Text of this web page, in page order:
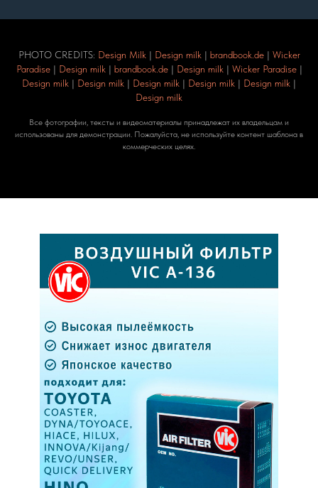
PHOTO CREDITS: Design Milk | Design milk | brandbook.de| Wicker
Paradise| Design milk | brandbook.de| Design milk | Wicker Paradise|
Design milk | Design milk | Design milk | Design milk | Design milk |
Design milk
Все фотографии, тексты и видеоматериалы принадлежат их владельцам и
использованы для демонстрации. Пожалуйста, не используйте контент шаблона в
коммерческих целях.